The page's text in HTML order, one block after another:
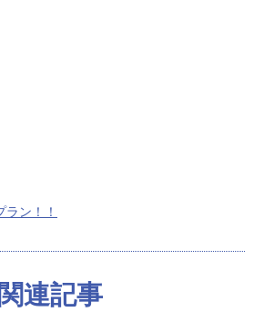
ン！！
関連記事